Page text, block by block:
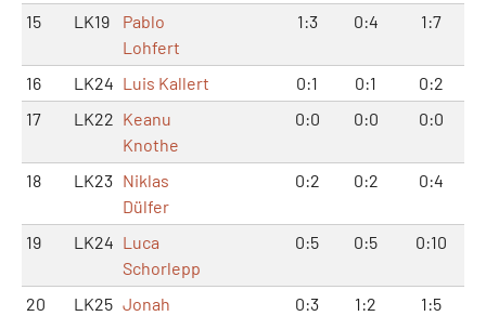
15 LK19
Pablo
Lohfert
1:3 0:4 1:7
16 LK24 Luis Kallert 0:1 0:1
0:2
17
LK22 Keanu
Knothe
0:0 0:0 0:0
18 LK23 Niklas
Dülfer
0:2 0:2 0:4
19 LK24 Luca
Schorlepp
0:5 0:5 0:10
20 LK25 Jonah
0:3 1:2 1:5